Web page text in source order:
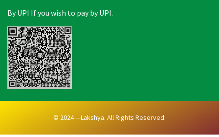
By UPI If you wish to pay by UPI.
© 2024 —Lakshya. All Rights Reserved.